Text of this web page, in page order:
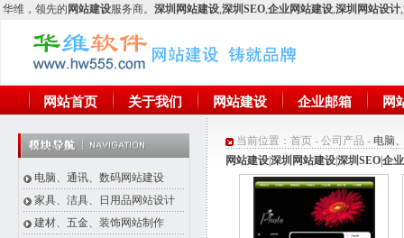
华维 ，领先的 网站建设服务商。 深圳网站建设,深圳SEO,企业网站建设,深圳网站设计,
网站首页 关于我们 网站建设 企业邮箱 网
电脑、通讯、数码网站建设
家具、洁具、日用品网站设计
建材、五金、装饰网站制作
当前位置： 首页 - 公司产品 - 电脑
网站建设深圳网站建设深圳SEO企